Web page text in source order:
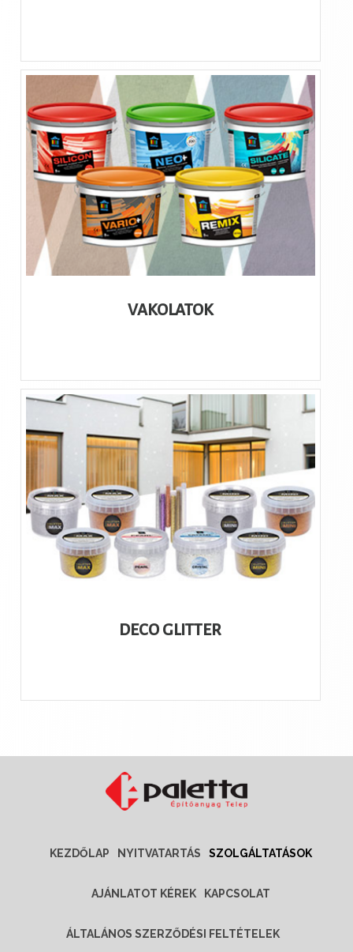
VAKOLATOK
DECO GLITTER
KEZDŐLAP NYITVATARTÁS SZOLGÁLTATÁSOK
AJÁNLATOT KÉREK KAPCSOLAT
ÁLTALÁNOS SZERZŐDÉSI FELTÉTELEK